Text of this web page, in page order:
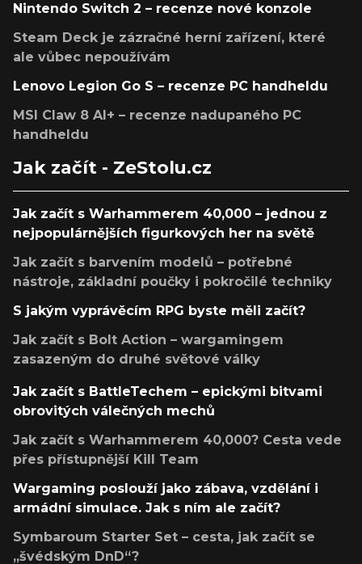
Nintendo Switch 2 – recenze nové konzole
Steam Deck je zázračné herní zařízení, které
ale vůbec nepoužívám
Lenovo Legion Go S – recenze PC handheldu
MSI Claw 8 AI+ – recenze nadupaného PC
handheldu
Jak začít - ZeStolu.cz
Jak začít s Warhammerem 40,000 – jednou z
nejpopulárnějších figurkových her na světě
Jak začít s barvením modelů – potřebné
nástroje, základní poučky i pokročilé techniky
S jakým vyprávěcím RPG byste měli začít?
Jak začít s Bolt Action – wargamingem
zasazeným do druhé světové války
Jak začít s BattleTechem – epickými bitvami
obrovitých válečných mechů
Jak začít s Warhammerem 40,000? Cesta vede
přes přístupnější Kill Team
Wargaming poslouží jako zábava, vzdělání i
armádní simulace. Jak s ním ale začít?
Symbaroum Starter Set – cesta, jak začít se
„švédským DnD“?